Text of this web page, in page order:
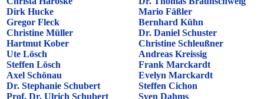
Dirk Hucke
Gregor Fleck
Christine Müller
Hartmut Kober
Ute Lösch
Steffen Lösch
Axel Schönau
Dr. Stephanie Schubert
Prof. Dr. Ulrich Schubert
Mario Fäßler
Bernhard Kühn
Dr. Daniel Schuster
Christine Schleußner
Andreas Kreissig
Frank Marckardt
Evelyn Marckardt
Steffen Cichon
Sven Dahms